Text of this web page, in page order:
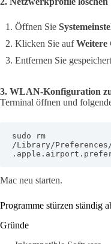
Öffnen Sie
Klicken Sie aufWeitere
Entfernen Sie
3. WLAN-Konfiguration
Terminal öffnen und
sudo rm
/Library/Preferences/
Mac neu starten.
Programme stürzen ständig
Gründe